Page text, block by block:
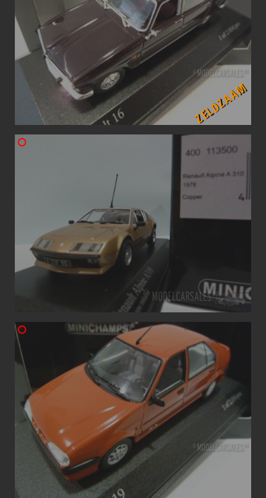
ZELDZAAM